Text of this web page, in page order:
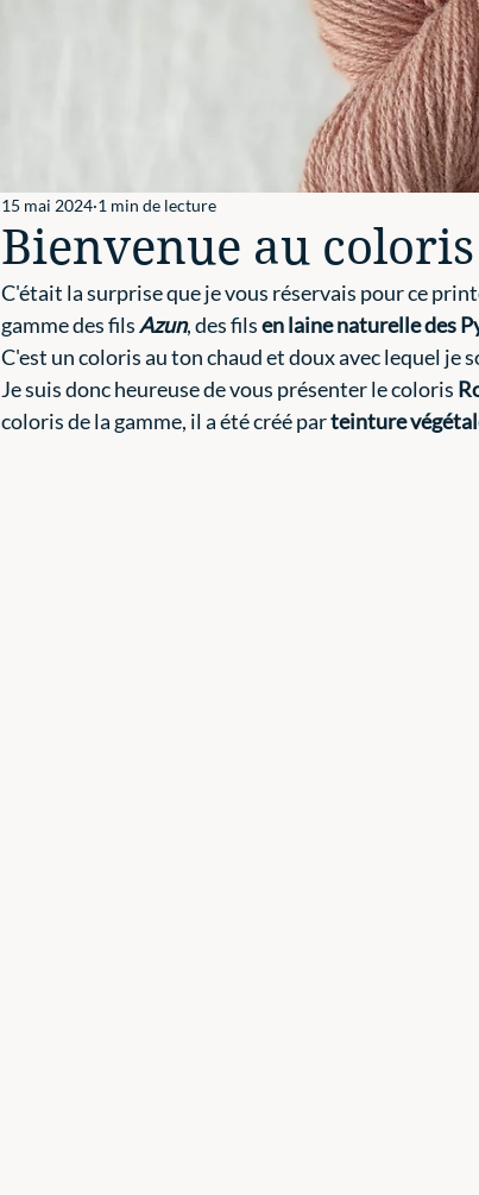
Bienvenue au
15 mai 2024 1 min de lecture
C'était la surprise que je vous réservais pour ce
gamme des fils Azun, des fils en laine naturelle des
C'est un coloris au ton chaud et doux avec lequel
Je suis donc heureuse de vous présenter le coloris
coloris de la gamme, il a été créé par teinture